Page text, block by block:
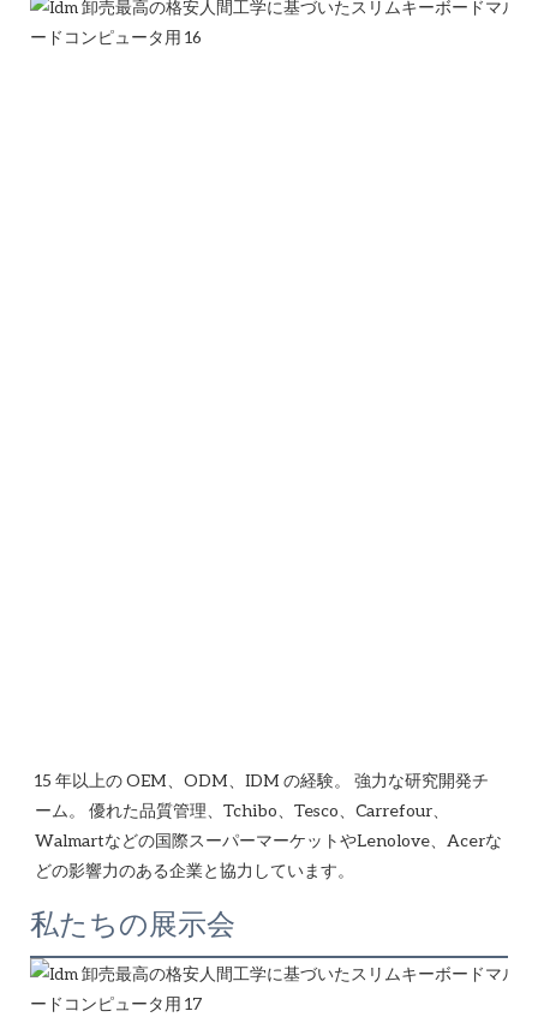
15 年以上の OEM、ODM、IDM の経験。 強力な研究開発チ
ーム。 優れた品質管理、Tchibo、Tesco、Carrefour、
Walmartなどの国際スーパーマーケットやLenolove、Acerな
私たちの展示会